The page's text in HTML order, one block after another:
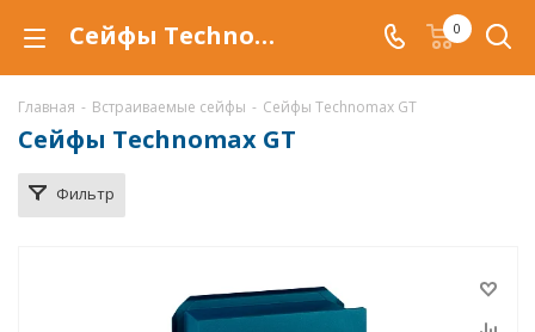
Сейфы Technomax GT купить в Воронеже, встраиваемый сейф тайник Technomax GT по низкой цене с доставкой 0
Главная - Встраиваемые сейфы - Сейфы Technomax GT
Сейфы Technomax GT
Фильтр